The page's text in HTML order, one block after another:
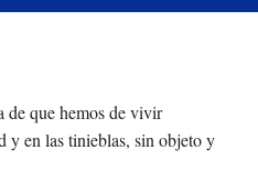
de que hemos de vivir
y en las tinieblas, sin objeto y